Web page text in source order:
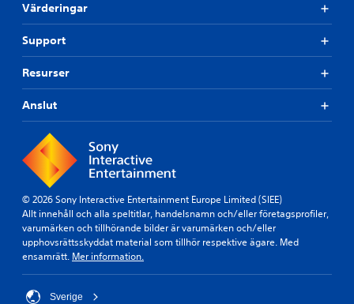
Värderingar
Support
Resurser
Anslut
© 2026 Sony Interactive Entertainment Europe Limited (SIEE)
Allt innehåll och alla speltitlar, handelsnamn och/eller företagsprofiler,
varumärken och tillhörande bilder är varumärken och/eller
upphovsrättsskyddat material som tillhör respektive ägare. Med
ensamrätt. Mer information.
Sverige